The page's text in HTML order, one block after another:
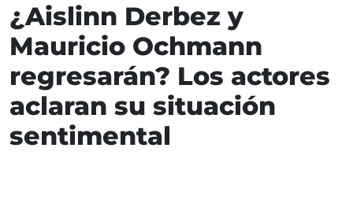
¿Aislinn Derbez y
Mauricio Ochmann
regresarán? Los actores
aclaran su situación
sentimental